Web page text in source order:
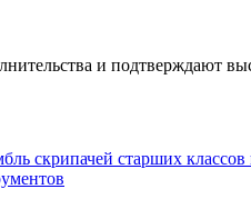
и подтверждают
скрипачей старших